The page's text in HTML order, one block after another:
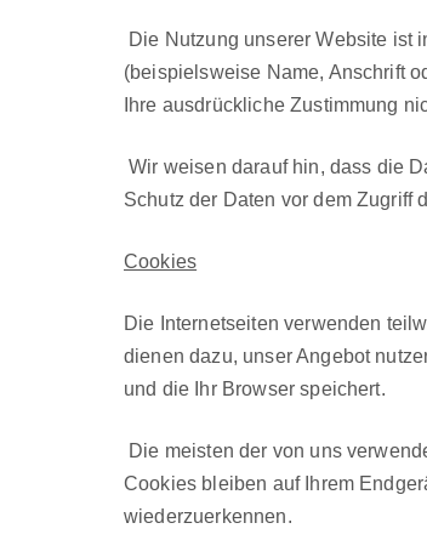
Die Nutzung unser­er Web­site ist
(beispiel­sweise Name, Anschrift
Ihre aus­drück­liche Zus­tim­mung
Wir weisen darauf hin, dass die
Schutz der Dat­en vor dem Zugriff
Cook­ies
Die Inter­net­seit­en ver­wen­den
dienen dazu, unser Ange­bot
und die Ihr Brows­er spe­ichert.
Die meis­ten der von uns
Cook­ies bleiben auf Ihrem
wiederzuerken­nen.